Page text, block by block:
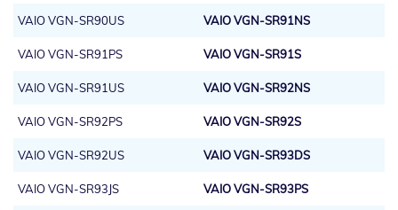
VAIO VGN-SR90US VAIO VGN-SR91NS
VAIO VGN-SR91PS VAIO VGN-SR91S
VAIO VGN-SR91US VAIO VGN-SR92NS
VAIO VGN-SR92PS VAIO VGN-SR92S
VAIO VGN-SR92US VAIO VGN-SR93DS
VAIO VGN-SR93JS VAIO VGN-SR93PS